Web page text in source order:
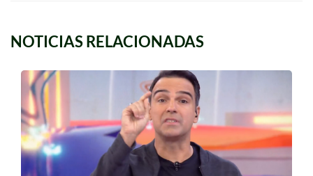
NOTICIAS RELACIONADAS